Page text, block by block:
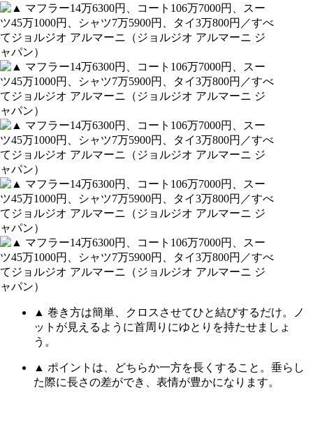
▲ 巻き方は簡単、クロスさせてひと結びするだけ。ノ
ットが見えるように首周りにゆとりを持たせましょ
う。
▲ ポイントは、どちらか一方を長くすること。垂らし
た際に長さの差ができ、表情が豊かになります。